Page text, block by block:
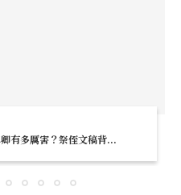
有多厲害？祭侄文稿背...